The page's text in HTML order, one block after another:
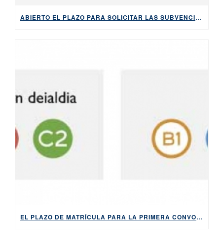
ABIERTO EL PLAZO PARA SOLICITAR LAS SUBVENCIONES DEL AYUNTAMIENTO DE BILBAO PARA APRENDER EUSKARA, HASTA EL 5 DE MAYO DE 2026
EL PLAZO DE MATRÍCULA PARA LA PRIMERA CONVOCATORIA DE 2026 DE LOS EXÁMENES DE HABE ESTARÁ ABIERTO DEL 9 AL 14 DE ABRIL